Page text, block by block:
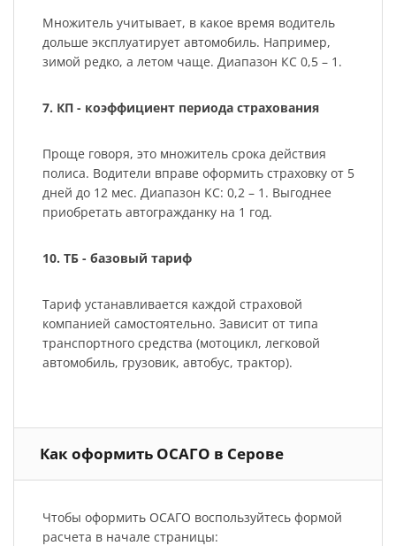
Множитель учитывает, в какое время водитель
дольше эксплуатирует автомобиль. Например,
зимой редко, а летом чаще. Диапазон КС 0,5 – 1.
7. КП - коэффициент периода страхования
Проще говоря, это множитель срока действия
полиса. Водители вправе оформить страховку от 5
дней до 12 мес. Диапазон КС: 0,2 – 1. Выгоднее
приобретать автогражданку на 1 год.
10. ТБ - базовый тариф
Тариф устанавливается каждой страховой
компанией самостоятельно. Зависит от типа
транспортного средства (мотоцикл, легковой
автомобиль, грузовик, автобус, трактор).
Как оформить ОСАГО в Серове
Чтобы оформить ОСАГО воспользуйтесь формой
расчета в начале страницы: